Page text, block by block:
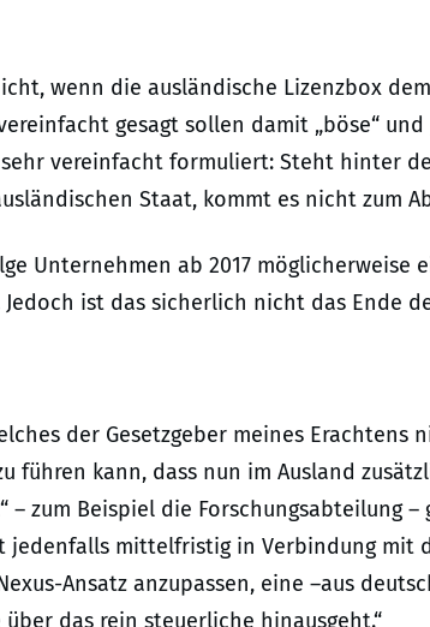
wenn die ausländische Lizenzbox
gesagt sollen damit „böse“ und
vereinfacht formuliert: Steht hinter
Staat, kommt es nicht zum
Unternehmen ab 2017 möglicherweise
ist das sicherlich nicht das Ende
der Gesetzgeber meines
führen kann, dass nun im Ausland
– zum Beispiel die Forschungsabteilung
jedenfalls mittelfristig in Verbindung mit
Ansatz anzupassen, eine –aus
das rein steuerliche hinausgeht.“